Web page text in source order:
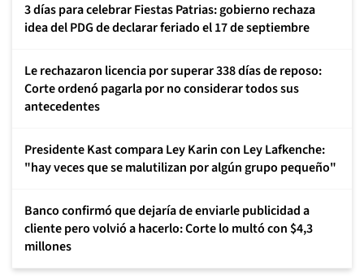
3 días para celebrar Fiestas Patrias: gobierno rechaza
idea del PDG de declarar feriado el 17 de septiembre
Le rechazaron licencia por superar 338 días de reposo:
Corte ordenó pagarla por no considerar todos sus
antecedentes
Presidente Kast compara Ley Karin con Ley Lafkenche:
"hay veces que se malutilizan por algún grupo pequeño"
Banco confirmó que dejaría de enviarle publicidad a
cliente pero volvió a hacerlo: Corte lo multó con $4,3
millones